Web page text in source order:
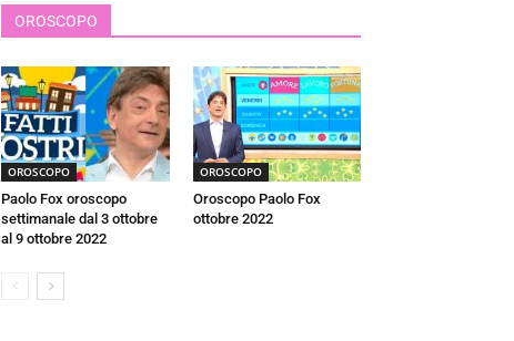
OROSCOPO
OROSCOPO
Paolo Fox oroscopo
settimanale dal 3 ottobre
al 9 ottobre 2022
OROSCOPO
Oroscopo Paolo Fox
ottobre 2022